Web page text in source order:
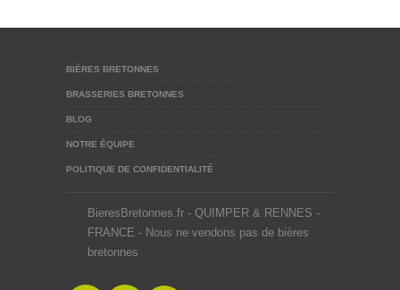
BIÈRES BRETONNES
BRASSERIES BRETONNES
BLOG
NOTRE ÉQUIPE
POLITIQUE DE CONFIDENTIALITÉ
BieresBretonnes.fr - QUIMPER & RENNES -
FRANCE - Nous ne vendons pas de bières
bretonnes